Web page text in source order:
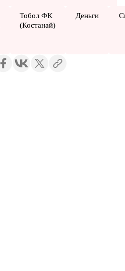
Тобол ФК
(Костанай)
Деньги